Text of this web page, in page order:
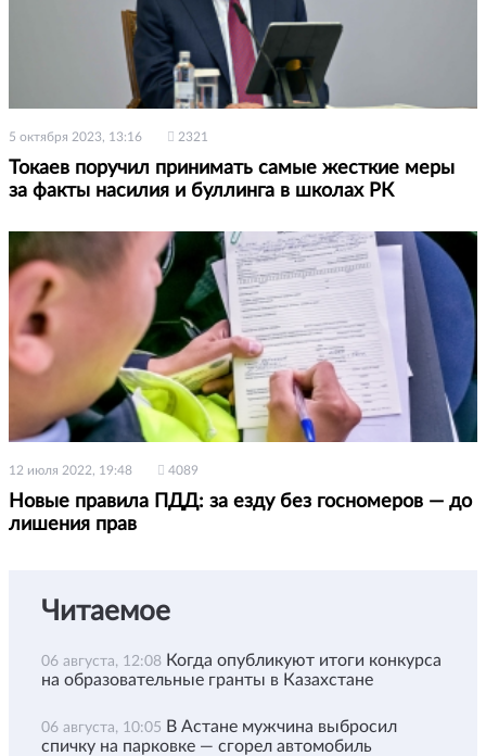
5 октября 2023, 13:16 2321
Токаев поручил принимать самые жесткие меры
за факты насилия и буллинга в школах РК
12 июля 2022, 19:48 4089
Новые правила ПДД: за езду без госномеров — до
лишения прав
Читаемое
06 августа, 12:08 Когда опубликуют итоги конкурса
на образовательные гранты в Казахстане
06 августа, 10:05 В Астане мужчина выбросил
спичку на парковке — сгорел автомобиль